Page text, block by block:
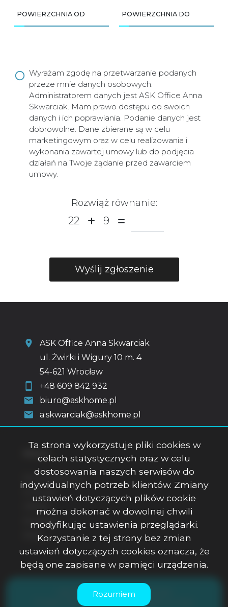
POWIERZCHNIA OD POWIERZCHNIA DO
Wyrażam zgodę na przetwarzanie podanych
przeze mnie danych osobowych.
Administratorem danych jest ASK Office Anna
Skwarciak. Mam prawo dostępu do swoich
danych i ich poprawiania. Podanie danych jest
dobrowolne. Dane zbierane są w celu
marketingowym oraz w celu realizowania i
wykonania zawartej umowy lub do podjęcia
działań na Twoje żądanie przed zawarciem
umowy.
Rozwiąż równanie:
22 9
ASK Office Anna Skwarciak
ul. Żwirki i Wigury 10 m. 4
54-621 Wrocław
+48 609 842 932
biuro@askhome.pl
a.skwarciak@askhome.pl
Strona główna
O firmie
Kontakt
Rodo
ASK Office Anna Skwarciak © 2026
Program dla biur nieruchomości
Galactica Virgo
Ta strona wykorzystuje pliki cookies w
celach statystycznych oraz w celu
dostosowania naszych serwisów do
indywidualnych potrzeb klientów. Zmiany
ustawień dotyczących plików cookie
można dokonać w dowolnej chwili
modyfikując ustawienia przeglądarki.
Korzystanie z tej strony bez zmian
ustawień dotyczących cookies oznacza, że
będą one zapisane w pamięci urządzenia.
Rozumiem